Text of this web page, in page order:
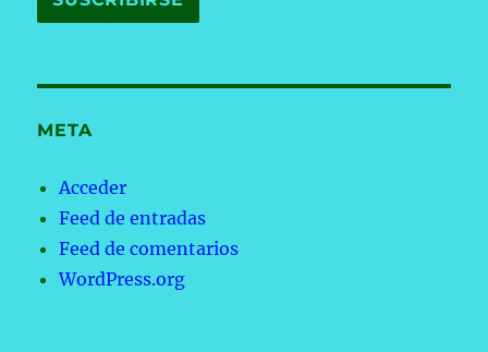
META
Acceder
Feed de entradas
Feed de comentarios
WordPress.org